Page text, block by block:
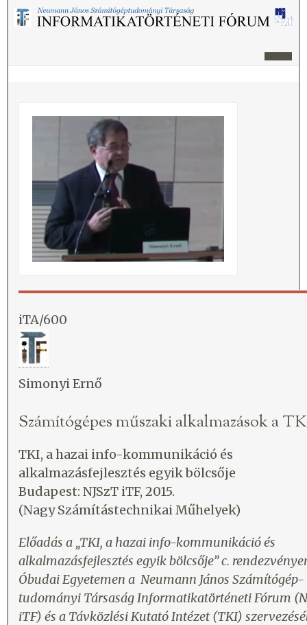
iTA/600
Simonyi Ernő
Számítógépes műszaki alkalmazások a
TKI, a hazai info-kommunikáció és
alkalmazásfejlesztés egyik bölcsője
Budapest: NJSzT iTF, 2015.
(Nagy Számítástechnikai Műhelyek)
Előadás a „TKI, a hazai info-kommunikáció és
alkalmazásfejlesztés egyik bölcsője” c.
Óbudai Egyetemen a Neumann János Számítógép-
tudományi Társaság Informatikatörténeti Fórum
iTF) és a Távközlési Kutató Intézet (TKI)